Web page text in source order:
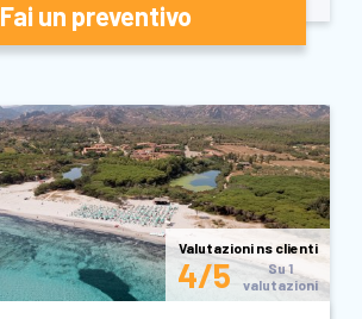
Fai un preventivo
Valutazioni ns clienti
4/5
Su 1
valutazioni